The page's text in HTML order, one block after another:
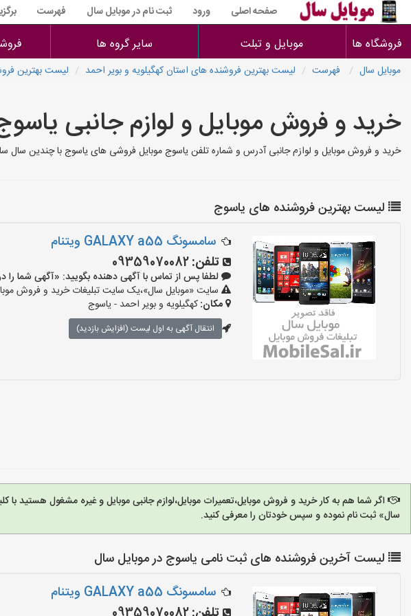
صفحه اصلی ورود ثبت نام در موبایل سال فهرست
فروشگاه ها موبایل و تبلت سایر گروه ها
موبایل سال فهرست لیست بهترین فروشنده های استان کهگیلویه و بویر احمد لیست بهترین
خرید و فروش موبایل و لوازم جانبی
خرید و فروش موبایل و لوازم جانبی آدرس و شماره تلفن یاسوج موبایل فروشی های یاسوج با چندین سال
لیست بهترین فروشنده های یاسوج
سامسونگ GALAXY a55 ویتنام
تلفن:09359070082
لطفا پس از تماس با آگهی دهنده بگویید: «آگهی شما را در سایت
سایت «موبایل سال»،یک سایت تبلیغات خرید و فروش
مکان:کهگیلویه و بویر احمد - یاسوج
انتقال آگهی به اول لیست (افزایش بازدید)
اگر شما هم به کار خرید و فروش موبایل،تعمیرات موبایل،لوازم جانبی موبایل و غیره مشغول هستید با
سال» ثبت نام نموده و سپس خودتان را معرفی کنید.
لیست آخرین فروشنده های ثبت نامی یاسوج در موبایل سال
سامسونگ GALAXY a55 ویتنام